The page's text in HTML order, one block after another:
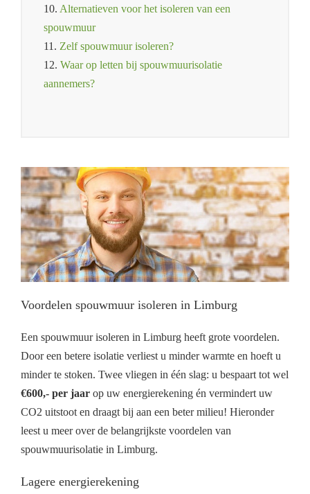
10. Alternatieven voor het isoleren van een
spouwmuur
11. Zelf spouwmuur isoleren?
12. Waar op letten bij spouwmuurisolatie
aannemers?
Voordelen spouwmuur isoleren in Limburg
Een spouwmuur isoleren in Limburg heeft grote voordelen.
Door een betere isolatie verliest u minder warmte en hoeft u
minder te stoken. Twee vliegen in één slag: u bespaart tot wel
€600,- per jaar op uw energierekening én vermindert uw
CO2 uitstoot en draagt bij aan een beter milieu! Hieronder
leest u meer over de belangrijkste voordelen van
spouwmuurisolatie in Limburg.
Lagere energierekening